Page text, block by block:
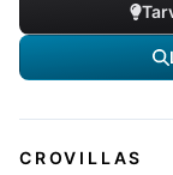
CROVILLAS